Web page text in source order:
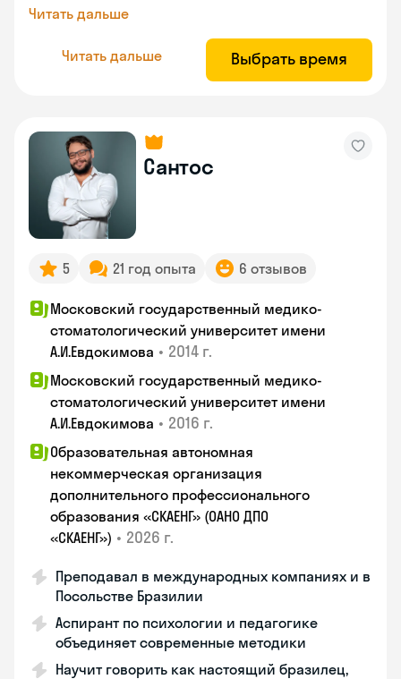
Читать дальше
Читать дальше Выбрать время
Сантос
5 21 год опыта 6 отзывов
Московский государственный медико-
стоматологический университет имени
А.И.Евдокимова • 2014 г.
Московский государственный медико-
стоматологический университет имени
А.И.Евдокимова • 2016 г.
Образовательная автономная
некоммерческая организация
дополнительного профессионального
образования «СКАЕНГ» (ОАНО ДПО
«СКАЕНГ») • 2026 г.
Преподавал в международных компаниях и в
Посольстве Бразилии
Аспирант по психологии и педагогике
объединяет современные методики
Научит говорить как настоящий бразилец,